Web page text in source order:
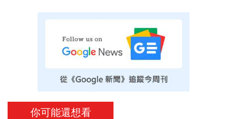
你可能還想看